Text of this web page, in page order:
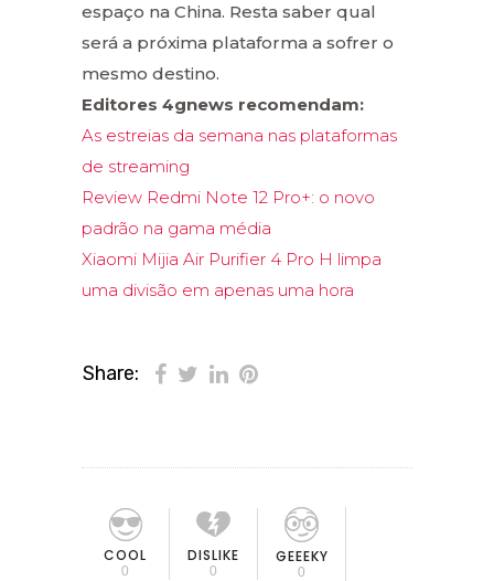
espaço na China. Resta saber qual
será a próxima plataforma a sofrer o
mesmo destino.
Editores 4gnews recomendam:
As estreias da semana nas plataformas
de streaming
Review Redmi Note 12 Pro+: o novo
padrão na gama média
Xiaomi Mijia Air Purifier 4 Pro H limpa
uma divisão em apenas uma hora
Share:
COOL
0
DISLIKE
0
GEEEKY
0